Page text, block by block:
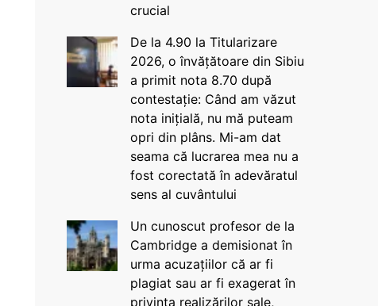
crucial
De la 4.90 la Titularizare
2026, o învățătoare din Sibiu
a primit nota 8.70 după
contestație: Când am văzut
nota inițială, nu mă puteam
opri din plâns. Mi-am dat
seama că lucrarea mea nu a
fost corectată în adevăratul
sens al cuvântului
Un cunoscut profesor de la
Cambridge a demisionat în
urma acuzațiilor că ar fi
plagiat sau ar fi exagerat în
privința realizărilor sale,